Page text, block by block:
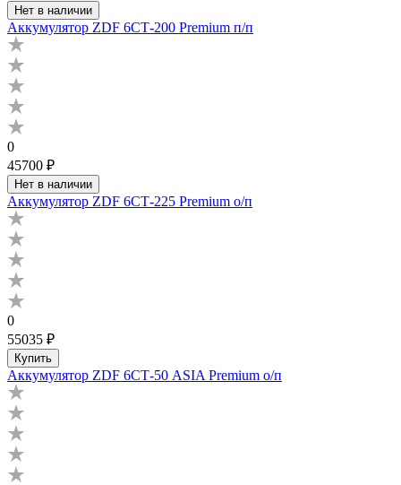
Нет в наличии
Аккумулятор ZDF 6СТ-200 Premium п/п
0
45700 ₽
Нет в наличии
Аккумулятор ZDF 6СТ-225 Premium о/п
0
55035 ₽
Купить
Аккумулятор ZDF 6СТ-50 ASIA Premium о/п